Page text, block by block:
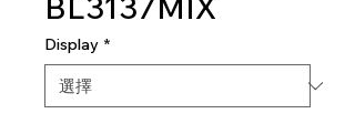
Display *